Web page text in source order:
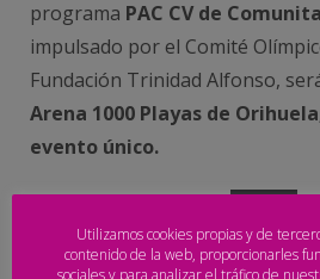
programa PAC CV de
impulsado por el Comité
Fundación Trinidad Alfonso,
Arena 1000 Playas de
evento único.
Lona_resultados_Orihuela Descarga
Facebook
Twitter
EmailCompartir
Utilizamos cookies propias y de
contenido de la web, proporcionarles
sociales y para analizar el tráfico de